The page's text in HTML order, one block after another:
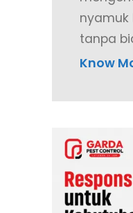
nyamuk
tanpa
Know